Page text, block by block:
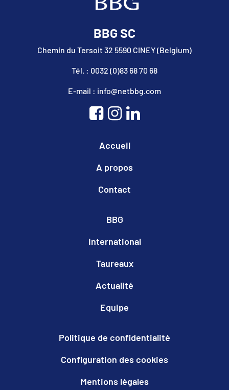
BBG SC
Chemin du Tersoit 32 5590 CINEY (Belgium)
Tél. : 0032 (0)83 68 70 68
E-mail : info@netbbg.com
Accueil
A propos
Contact
BBG
International
Taureaux
Actualité
Equipe
Politique de confidentialité
Configuration des cookies
Mentions légales